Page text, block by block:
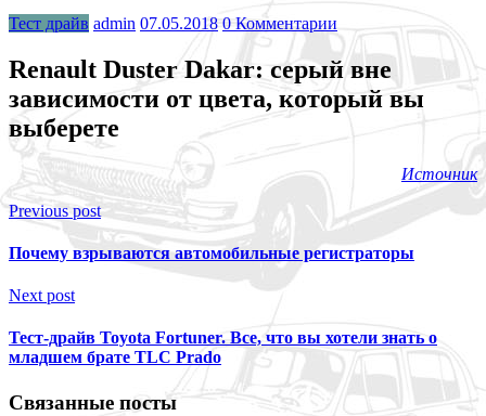
Тест драйв admin 07.05.2018 0 Комментарии
Renault Duster Dakar: серый вне
зависимости от цвета, который вы
выберете
Источник
Previous post
Почему взрываются автомобильные регистраторы
Next post
Тест-драйв Toyota Fortuner. Все, что вы хотели знать о
младшем брате TLC Prado
Связанные посты